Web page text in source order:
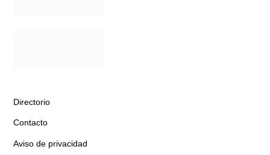
Directorio
Contacto
Aviso de privacidad